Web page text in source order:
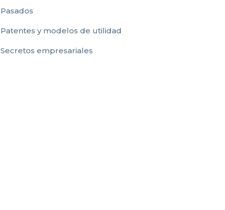
Pasados
Patentes y modelos de utilidad
Secretos empresariales